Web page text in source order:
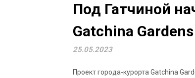
Под Гатчиной
Gatchina
25.05.2023
Проект города-курорта Gatchina